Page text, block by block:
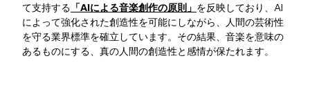
て支持する 「AIによる音楽創作の原則」 を反映しており、AI
によって強化された創造性を可能にしながら、人間の芸術性
を守る業界標準を確立しています。その結果、音楽を意味の
あるものにする、真の人間の創造性と感情が保たれます。